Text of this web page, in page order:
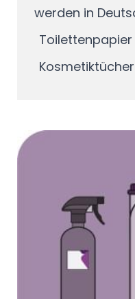
werden in
Toilettenpapier
Kosmetiktücher